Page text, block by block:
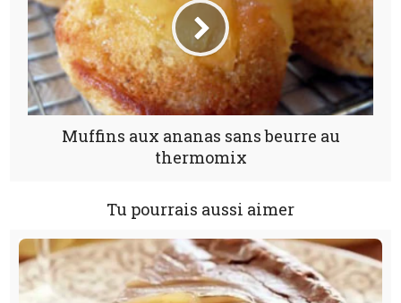
Muffins aux ananas sans beurre au
thermomix
Tu pourrais aussi aimer